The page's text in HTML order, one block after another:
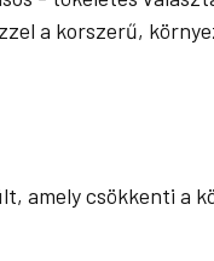
a korszerű,
amely csökkenti a